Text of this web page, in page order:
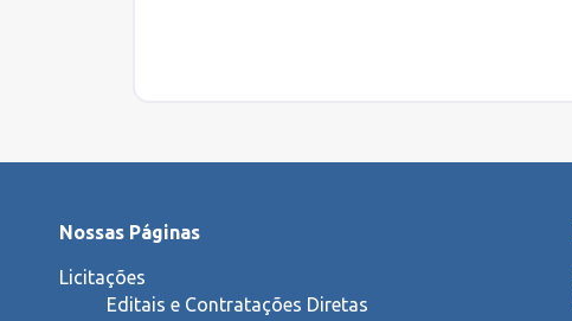
Nossas Páginas
Licitações
Editais e Contratações Diretas